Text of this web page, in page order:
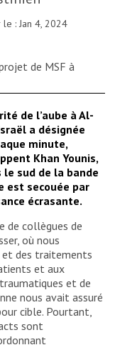
le : Jan 4, 2024
de MSF à
de l’aube à Al-
a désignée
minute,
Khan Younis,
sud de la bande
est secouée par
écrasante.
de collègues de
où nous
et des traitements
et aux
et de
nous avait assuré
cible. Pourtant,
sont